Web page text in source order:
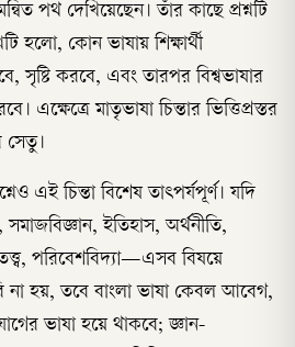
পথ দেখিয়েছেন। তাঁর কাছে প্রশ্নটি
হলো, কোন ভাষায় শিক্ষার্থী
সৃষ্টি করবে, এবং তারপর বিশ্বভাষার
এক্ষেত্রে মাতৃভাষা চিন্তার ভিত্তিপ্রস্তর
সেতু।
এই চিন্তা বিশেষ তাৎপর্যপূর্ণ। যদি
সমাজবিজ্ঞান, ইতিহাস, অর্থনীতি,
পরিবেশবিদ্যা—এসব বিষয়ে
না হয়, তবে বাংলা ভাষা কেবল আবেগ,
ভাষা হয়ে থাকবে; জ্ঞান-